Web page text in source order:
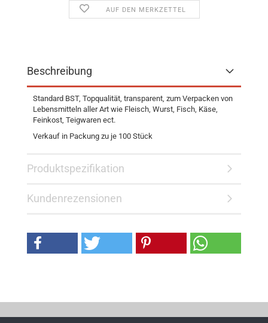
AUF DEN MERKZETTEL
Beschreibung
Standard BST, Topqualität, transparent, zum Verpacken von
Lebensmitteln aller Art wie Fleisch, Wurst, Fisch, Käse,
Feinkost, Teigwaren ect.
Verkauf in Packung zu je 100 Stück
Produktspezifikation
Kundenrezensionen